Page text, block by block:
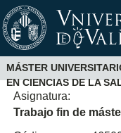
MÁSTER
EN CIENCIAS DE LA
Asignatura:
Trabajo fin de